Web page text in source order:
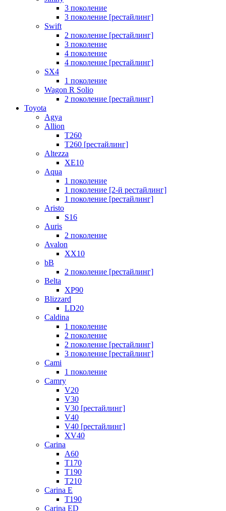
3 поколение
3 поколение [рестайлинг]
Swift
2 поколение [рестайлинг]
3 поколение
4 поколение
4 поколение [рестайлинг]
SX4
1 поколение
Wagon R Solio
2 поколение [рестайлинг]
Toyota
Agya
Allion
T260
T260 [рестайлинг]
Altezza
XE10
Aqua
1 поколение
1 поколение [2-й рестайлинг]
1 поколение [рестайлинг]
Aristo
S16
Auris
2 поколение
Avalon
XX10
bB
2 поколение [рестайлинг]
Belta
XP90
Blizzard
LD20
Caldina
1 поколение
2 поколение
2 поколение [рестайлинг]
3 поколение [рестайлинг]
Cami
1 поколение
Camry
V20
V30
V30 [рестайлинг]
V40
V40 [рестайлинг]
XV40
Carina
A60
T170
T190
T210
Carina E
T190
Carina ED